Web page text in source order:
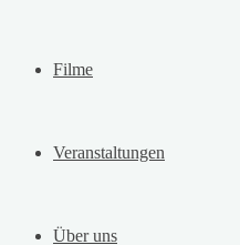
Filme
Veranstaltungen
Über uns